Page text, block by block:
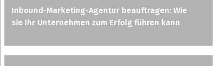
Inbound-Marketing-Agentur beauftragen: Wie
sie Ihr Unternehmen zum Erfolg führen kann